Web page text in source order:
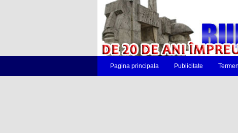
Pagina principala Publicitate